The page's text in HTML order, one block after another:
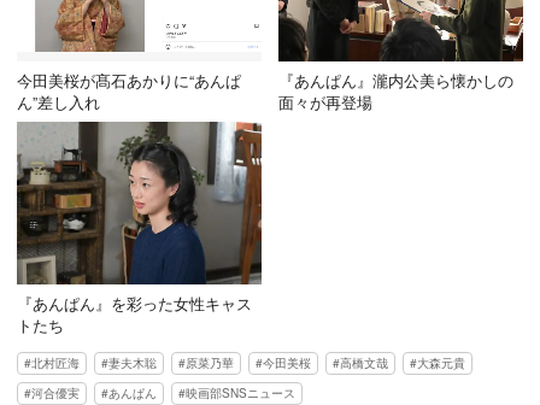
今田美桜が髙石あかりに“あんぱ
ん”差し入れ
『あんぱん』瀧内公美ら懐かしの
面々が再登場
『あんぱん』を彩った女性キャス
トたち
北村匠海 妻夫木聡 原菜乃華 今田美桜 高橋文哉
大森元貴
河合優実
あんぱん 映画部SNSニュース